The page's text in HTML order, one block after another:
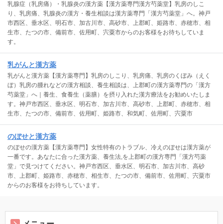
乳腺症（乳房痛）・乳腺炎の漢方薬【漢方薬専門漢方芍薬堂】乳房のしこ
り、乳房痛、乳腺炎の漢方・養生相談は漢方薬専門「漢方芍薬堂」へ。神戸
市西区、垂水区、明石市、加古川市、高砂市、上郡町、姫路市、赤穂市、相
生市、たつの市、備前市、佐用町、宍粟市からのお客様をお待ちしていま
す。
乳がんと漢方薬
乳がんと漢方薬【漢方薬専門】乳房のしこり、乳房痛、乳房のくぼみ（えく
ぼ）乳房の腫れなどの漢方相談、養生相談は、上郡町の漢方薬専門の「漢方
芍薬堂」へ｜養生、食養生（薬膳）を摂り入れた漢方療法をお勧めいたしま
す。神戸市西区、垂水区、明石市、加古川市、高砂市、上郡町、赤穂市、相
生市、たつの市、備前市、佐用町、姫路市、和気町、佐用町、宍粟市
のぼせと漢方薬
のぼせの漢方薬【漢方薬専門】女性特有のトラブル、冷えのぼせは漢方薬が
一番です。あなたに合った漢方薬、養生法,を上郡町の漢方専門「漢方芍薬
堂」で見つけてください。神戸市西区、垂水区、明石市、加古川市、高砂
市、上郡町、姫路市、赤穂市、相生市、たつの市、備前市、佐用町、宍粟市
からのお客様をお待ちしています。